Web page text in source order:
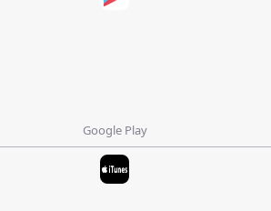
Google Play